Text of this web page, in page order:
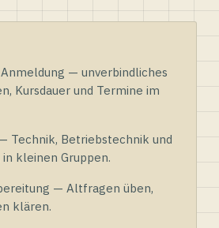
— unverbindliches
Kursdauer und Termine im
Technik, Betriebstechnik und
kleinen Gruppen.
— Altfragen üben,
klären.